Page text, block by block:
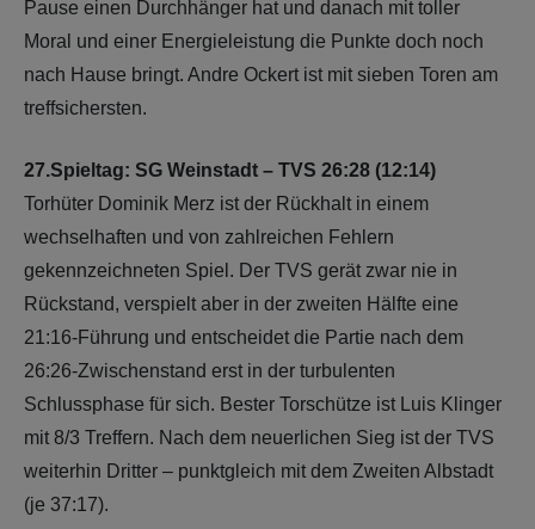
Pause einen Durchhänger hat und danach mit toller
Moral und einer Energieleistung die Punkte doch noch
nach Hause bringt. Andre Ockert ist mit sieben Toren am
treffsichersten.
27.Spieltag: SG Weinstadt – TVS 26:28 (12:14)
Torhüter Dominik Merz ist der Rückhalt in einem
wechselhaften und von zahlreichen Fehlern
gekennzeichneten Spiel. Der TVS gerät zwar nie in
Rückstand, verspielt aber in der zweiten Hälfte eine
21:16-Führung und entscheidet die Partie nach dem
26:26-Zwischenstand erst in der turbulenten
Schlussphase für sich. Bester Torschütze ist Luis Klinger
mit 8/3 Treffern. Nach dem neuerlichen Sieg ist der TVS
weiterhin Dritter – punktgleich mit dem Zweiten Albstadt
(je 37:17).